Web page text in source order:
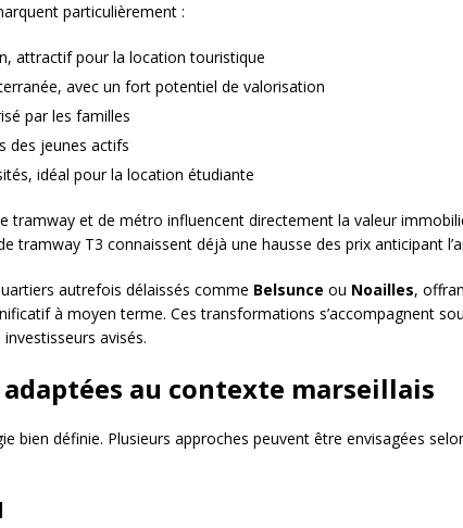
particulièrement :
attractif pour la location touristique
avec un fort potentiel de valorisation
par les familles
des jeunes actifs
idéal pour la location étudiante
tramway et de métro influencent directement la valeur
tramway T3 connaissent déjà une hausse des prix anticipant
autrefois délaissés comme Belsunce ou Noailles,
à moyen terme. Ces transformations s’accompagnent
avisés.
au contexte marseillais
bien définie. Plusieurs approches peuvent être envisagées